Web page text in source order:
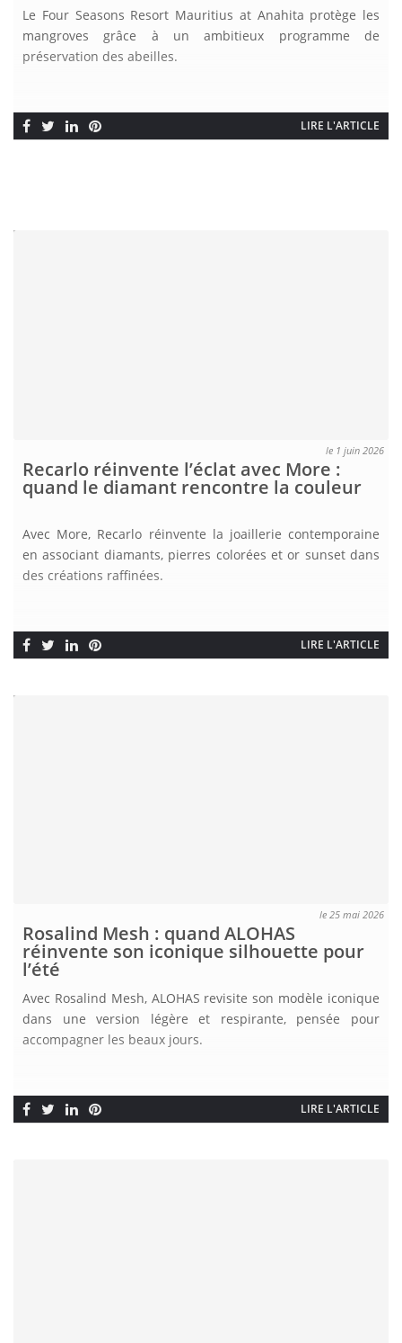
Le Four Seasons Resort Mauritius at Anahita protège les
mangroves grâce à un ambitieux programme de
préservation des abeilles.
LIRE L'ARTICLE
le 1 juin 2026
Recarlo réinvente l’éclat avec More :
quand le diamant rencontre la couleur
Avec More, Recarlo réinvente la joaillerie contemporaine
en associant diamants, pierres colorées et or sunset dans
des créations raffinées.
LIRE L'ARTICLE
le 25 mai 2026
Rosalind Mesh : quand ALOHAS
réinvente son iconique silhouette pour
l’été
Avec Rosalind Mesh, ALOHAS revisite son modèle iconique
dans une version légère et respirante, pensée pour
accompagner les beaux jours.
LIRE L'ARTICLE